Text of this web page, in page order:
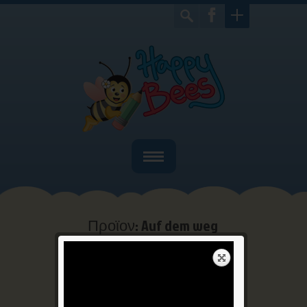
Home
Ποιοί είμαστε
Bιβλία
Προϊον: Auf dem weg
zum Meer
Προϊον: Auf